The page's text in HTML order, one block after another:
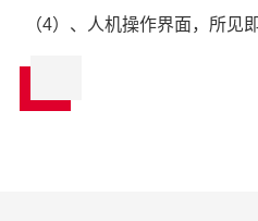
（4）、人机操作界面，所见